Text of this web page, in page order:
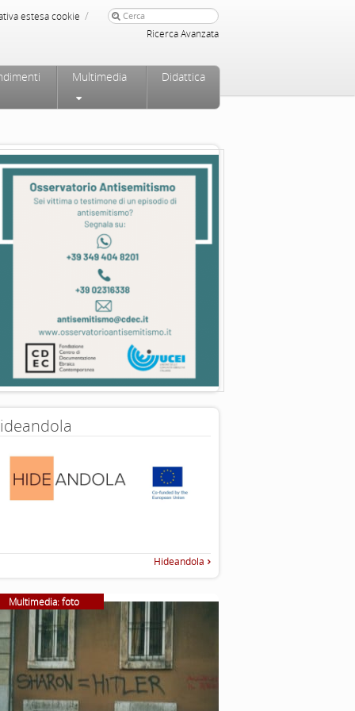
estesa cookie /
Ricerca Avanzata
Multimedia Didattica
Hideandola
Multimedia: foto